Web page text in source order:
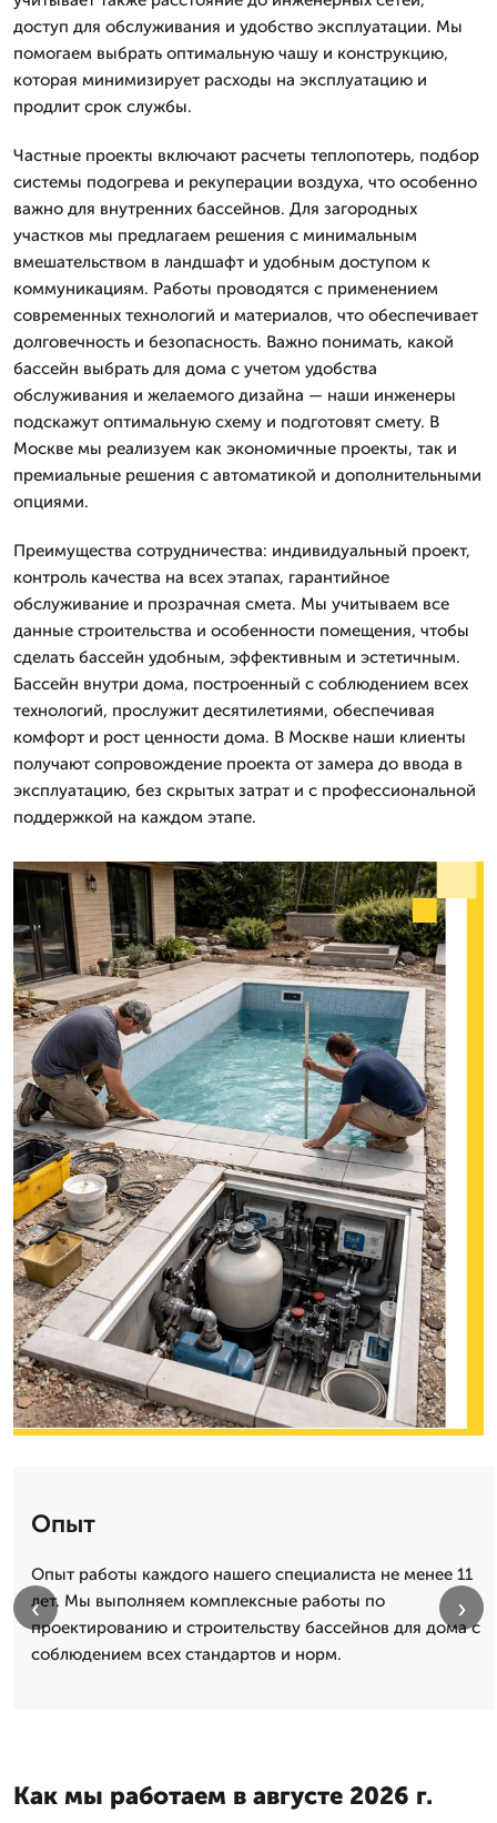
доступ для обслуживания и удобство эксплуатации. Мы
помогаем выбрать оптимальную чашу и конструкцию,
которая минимизирует расходы на эксплуатацию и
продлит срок службы.
Частные проекты включают расчеты теплопотерь, подбор
системы подогрева и рекуперации воздуха, что особенно
важно для внутренних бассейнов. Для загородных
участков мы предлагаем решения с минимальным
вмешательством в ландшафт и удобным доступом к
коммуникациям. Работы проводятся с применением
современных технологий и материалов, что обеспечивает
долговечность и безопасность. Важно понимать, какой
бассейн выбрать для дома с учетом удобства
обслуживания и желаемого дизайна — наши инженеры
подскажут оптимальную схему и подготовят смету. В
Москве мы реализуем как экономичные проекты, так и
премиальные решения с автоматикой и дополнительными
опциями.
Преимущества сотрудничества: индивидуальный проект,
контроль качества на всех этапах, гарантийное
обслуживание и прозрачная смета. Мы учитываем все
данные строительства и особенности помещения, чтобы
сделать бассейн удобным, эффективным и эстетичным.
Бассейн внутри дома, построенный с соблюдением всех
технологий, прослужит десятилетиями, обеспечивая
комфорт и рост ценности дома. В Москве наши клиенты
получают сопровождение проекта от замера до ввода в
эксплуатацию, без скрытых затрат и с профессиональной
поддержкой на каждом этапе.
Опыт
Опыт работы каждого нашего специалиста не менее 11
лет. Мы выполняем комплексные работы по
проектированию и строительству бассейнов для дома с
соблюдением всех стандартов и норм.
‹ ›
Как мы работаем в августе 2026 г.